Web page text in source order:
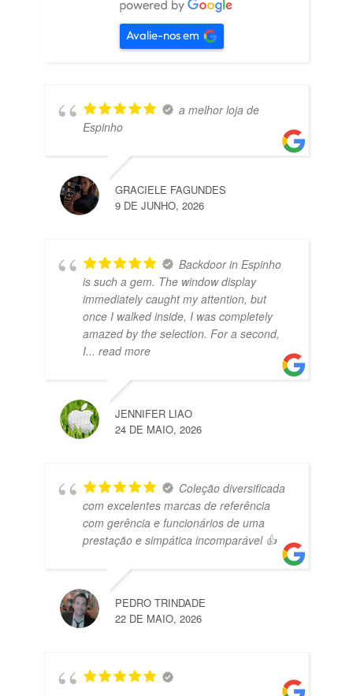
Avalie-nos em
a melhor loja de
Espinho
GRACIELE FAGUNDES
9 DE JUNHO, 2026
Backdoor in Espinho
is such a gem. The window display
immediately caught my attention, but
once I walked inside, I was completely
amazed by the selection. For a second,
I... read more
JENNIFER LIAO
24 DE MAIO, 2026
Coleção diversificada
com excelentes marcas de referência
com gerência e funcionários de uma
prestação e simpática incomparável 👍
PEDRO TRINDADE
22 DE MAIO, 2026